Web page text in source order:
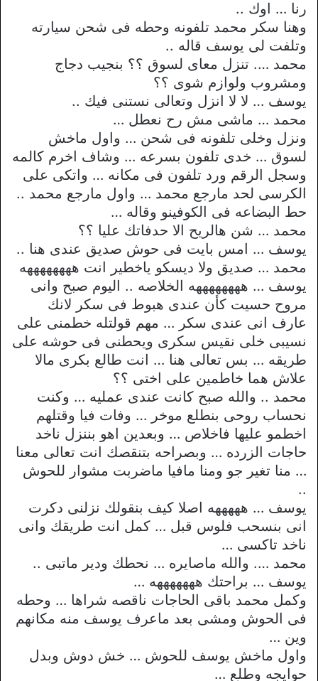
رنا … اوك ..
وهنا سكر محمد تلفونه وحطه فى شحن سيارته
وتلفت لى يوسف قاله ..
محمد …. تنزل معاى لسوق ؟؟ بنجيب دجاج
ومشروب ولوازم شوى ؟؟
يوسف … لا لا انزل وتعالى نستنى فيك ..
محمد … ماشى مش رح نعطل …
ونزل وخلى تلفونه فى شحن … واول ماخش
لسوق … خدى تلفون بسرعه … وشاف اخرم كالمه
وسجل الرقم ورد تلفون فى مكانه … واتكى على
الكرسى لحد مارجع محمد … واول مارجع محمد ..
حط البضاعه فى الكوفينو وقاله …
محمد … شن هالريح الا حدفاتك عليا ؟؟
يوسف … امس بايت فى حوش صديق عندى هنا ..
محمد … صديق ولا ديسكو ياخطير انت ههههههههه
يوسف … ههههههههه الخلاصه .. اليوم صبح وانى
مروح حسيت كأن عندى هبوط فى سكر لانك
عارف انى عندى سكر … مهم قولتله خطمنى على
نسيبى خلى نقيس سكرى ويحطنى فى حوشه على
طريقه … بس تعالى هنا … انت طالع بكرى مالا
علاش هما خاطمين على اختى ؟؟
محمد .. والله صبح كانت عندى عمليه … وكنت
نحساب روحى بنطلع موخر … وفات فيا وقتلهم
اخطمو عليها فاخلاص … وبعدين اهو بننزل ناخد
حاجات الزرده … وبصراحه بتنقصك انت تعالى معنا
… منا تغير جو ومنا مافيا ماضربت مشوار للحوش
..
يوسف … هههههه اصلا كيف بنقولك نزلنى دكرت
انى بنسحب فلوس قبل … كمل انت طريقك وانى
ناخد تاكسى …
محمد …. والله ماصايره … نحطك ودير ماتبى ..
يوسف … براحتك هههههههه …
وكمل محمد باقى الحاجات ناقصه شراها … وحطه
فى الحوش ومشى بعد ماعرف يوسف منه مكانهم
وين …
واول ماخش يوسف للحوش … خش دوش وبدل
حوايجه وطلع …